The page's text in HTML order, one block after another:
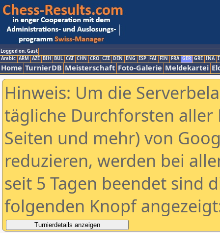
Logged on: Gast
Arabic ARM AZE BIH BUL CAT CHN CRO CZE DEN ENG ESP FAI FIN FRA GER GRE INA
Home TurnierDB Meisterschaft Foto-Galerie Meldekartei
Hinweis: Um die
tägliche Durchforsten aller
Seiten und mehr) von
reduzieren, werden bei
seit 5 Tagen beendet sind
folgenden Knopf